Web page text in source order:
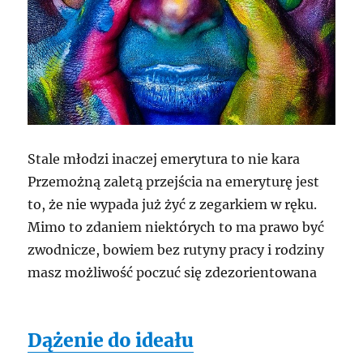
Stale młodzi inaczej emerytura to nie kara
Przemożną zaletą przejścia na emeryturę jest
to, że nie wypada już żyć z zegarkiem w ręku.
Mimo to zdaniem niektórych to ma prawo być
zwodnicze, bowiem bez rutyny pracy i rodziny
masz możliwość poczuć się zdezorientowana
Dążenie do ideału